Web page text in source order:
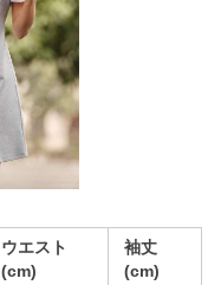
ウエスト
(cm)
袖丈
(cm)